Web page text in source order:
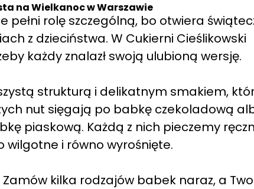
na Wielkanoc w Warszawie
rolę szczególną, bo otwiera
z dzieciństwa. W Cukierni Cieślikowski
każdy znalazł swoją ulubioną wersję.
strukturą i delikatnym smakiem,
nut sięgają po babkę czekoladową
piaskową. Każdą z nich pieczemy
wilgotne i równo wyrośnięte.
kilka rodzajów babek naraz, a